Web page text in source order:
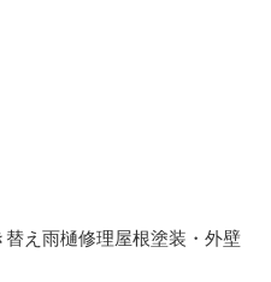
え 雨樋修理屋根塗装・外壁